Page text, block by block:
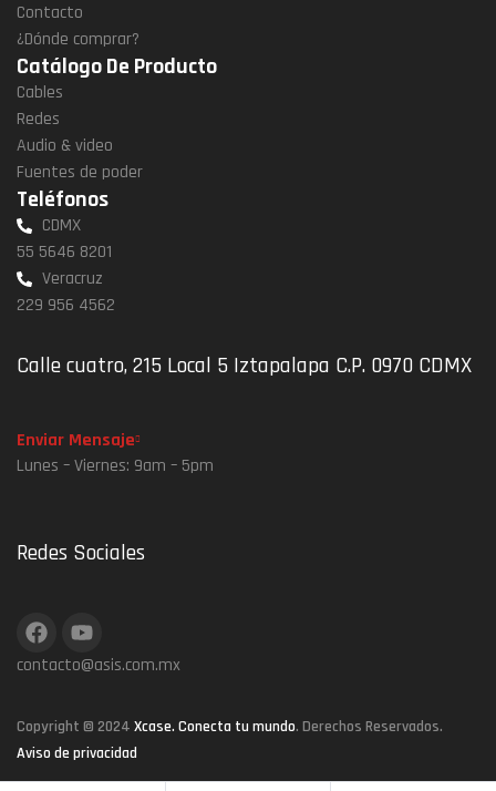
Contacto
¿Dónde comprar?
Catálogo De Producto
Cables
Redes
Audio & video
Fuentes de poder
Teléfonos
CDMX
55 5646 8201
Veracruz
229 956 4562
Calle cuatro, 215 Local 5 Iztapalapa C.P. 0970 CDMX
Enviar Mensaje
Lunes – Viernes: 9am – 5pm
Redes Sociales
contacto@asis.com.mx
Copyright © 2024 Xcase. Conecta tu mundo. Derechos Reservados.
Aviso de privacidad